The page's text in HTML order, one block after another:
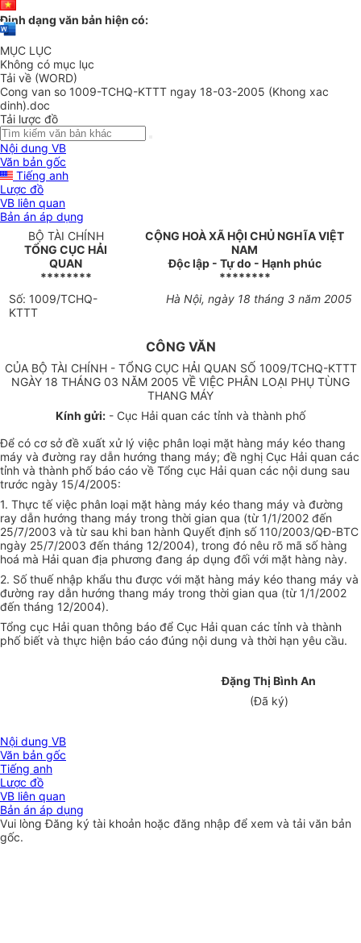
Định dạng văn bản hiện có:
MỤC LỤC
Không có mục lục
Tải về (WORD)
Cong van so 1009-TCHQ-KTTT ngay 18-03-2005 (Khong xac
dinh).doc
Tải lược đồ
Nội dung VB
Văn bản gốc
Tiếng anh
Lược đồ
VB liên quan
Bản án áp dụng
BỘ TÀI CHÍNH
TỔNG CỤC HẢI
QUAN
********
CỘNG HOÀ XÃ HỘI CHỦ NGHĨA VIỆT
NAM
Độc lập - Tự do - Hạnh phúc
********
Số: 1009/TCHQ-
KTTT
Hà Nội, ngày 18 tháng 3 năm 2005
CÔNG VĂN
CỦABỘ TÀI CHÍNH - TỔNG CỤC HẢI QUAN SỐ 1009/TCHQ-KTTT
NGÀY 18 THÁNG 03 NĂM 2005 VỀ VIỆC PHÂN LOẠI PHỤ TÙNG
THANG MÁY
Kính gửi: - Cục Hải quan các tỉnh và thành phố
Để có cơ sở đề xuất xử lý việc phân loại mặt hàng máy kéo thang
máy và đường ray dẫn hướng thang máy; đề nghị Cục Hải quan các
tỉnh và thành phố báo cáo về Tổng cục Hải quan các nội dung sau
trước ngày 15/4/2005:
1. Thực tế việc phân loại mặt hàng máy kéo thang máy và đường
ray dẫn hướng thang máy trong thời gian qua (từ 1/1/2002 đến
25/7/2003 và từ sau khi ban hành Quyết định số 110/2003/QĐ-BTC
ngày 25/7/2003 đến tháng 12/2004), trong đó nêu rõ mã số hàng
hoá mà Hải quan địa phương đang áp dụng đối với mặt hàng này.
2. Số thuế nhập khẩu thu được với mặt hàng máy kéo thang máy và
đường ray dẫn hướng thang máy trong thời gian qua (từ 1/1/2002
đến tháng 12/2004).
Tổng cục Hải quan thông báo để Cục Hải quan các tỉnh và thành
phố biết và thực hiện báo cáo đúng nội dung và thời hạn yêu cầu.
Đặng Thị Bình An
(Đã ký)
Nội dung VB
Văn bản gốc
Tiếng anh
Lược đồ
VB liên quan
Bản án áp dụng
Vui lòngĐăng ký tài khoản hoặc đăng nhập để xem và tải văn bản
gốc.